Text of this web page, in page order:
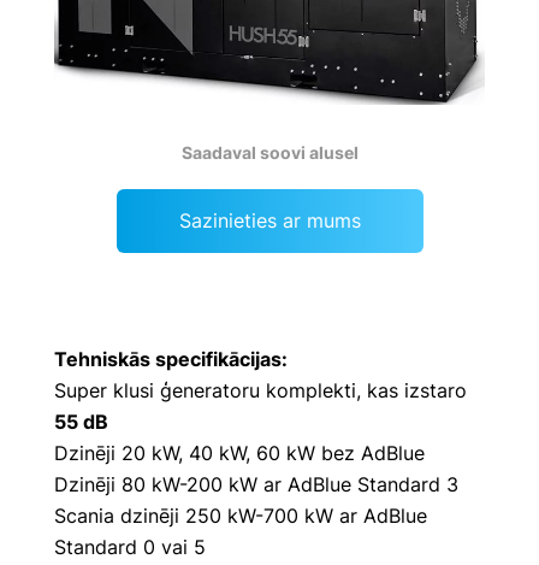
Saadaval soovi alusel
Sazinieties ar mums
Tehniskās specifikācijas:
Super klusi ģeneratoru komplekti, kas izstaro
55 dB
Dzinēji 20 kW, 40 kW, 60 kW bez AdBlue
Dzinēji 80 kW-200 kW ar AdBlue Standard 3
Scania dzinēji 250 kW-700 kW ar AdBlue
Standard 0 vai 5